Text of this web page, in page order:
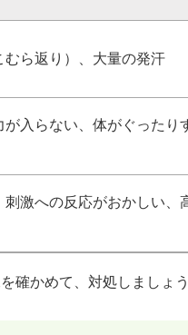
ら返り）、大量の発汗
入らない、体がぐったり
激への反応がおかしい、
かめて、対処しましょう